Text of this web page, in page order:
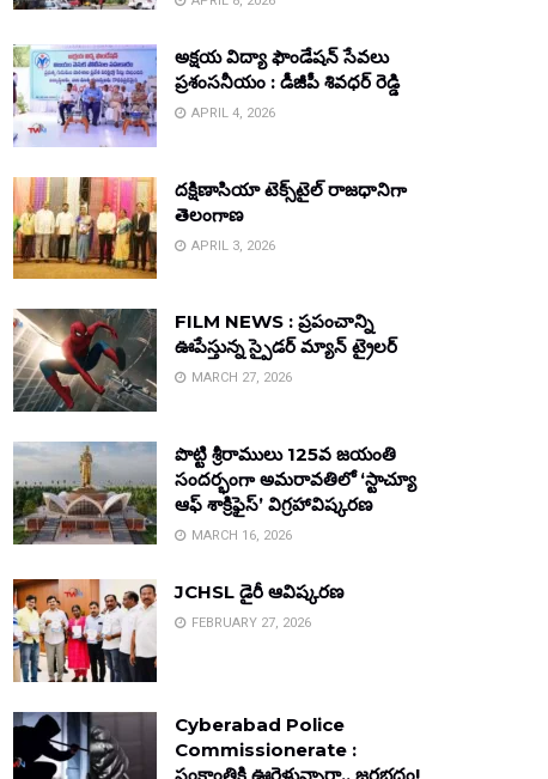
అక్షయ విద్యా ఫౌండేషన్ సేవలు
ప్రశంసనీయం : డీజీపీ శివధర్ రెడ్డి
APRIL 4, 2026
దక్షిణాసియా టెక్స్‌టైల్ రాజధానిగా
తెలంగాణ
APRIL 3, 2026
FILM NEWS : ప్రపంచాన్ని
ఊపేస్తున్న స్పైడర్ మ్యాన్ ట్రైలర్
MARCH 27, 2026
పొట్టి శ్రీరాములు 125వ జయంతి
సందర్భంగా అమరావతిలో ‘స్టాచ్యూ
ఆఫ్ శాక్రిఫైస్’ విగ్రహావిష్కరణ
MARCH 16, 2026
JCHSL డైరీ ఆవిష్కరణ
FEBRUARY 27, 2026
Cyberabad Police
Commissionerate :